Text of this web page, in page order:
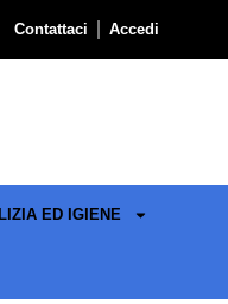
Contattaci Accedi
ED IGIENE